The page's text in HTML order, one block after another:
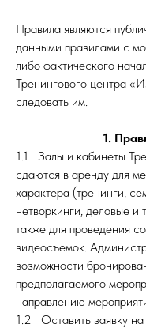
Правила являются
данными правилами с
либо фактического
Тренингового центра
следовать им.
1.
1.1 Залы и кабинеты
сдаются в аренду для
характера (тренинги,
нетворкинги, деловые
также для проведения
видеосъемок.
возможности
предполагаемого
направлению
1.2 Оставить заявку